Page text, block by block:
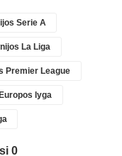
Serie A
La Liga
Premier League
lyga
0